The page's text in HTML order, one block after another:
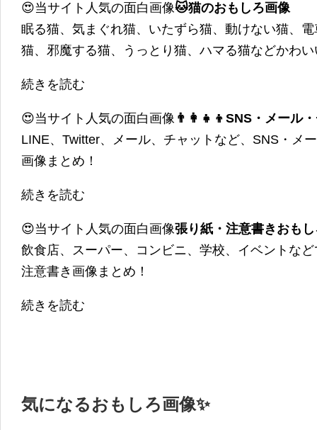
😍当サイト人気の面白画像🐱猫のおもしろ画像
眠る猫、気まぐれ猫、いたずら猫、動けない猫、
猫、邪魔する猫、うっとり猫、ハマる猫などかわ
続きを読む
😍当サイト人気の面白画像 👨‍👩‍👧‍👦SNS・メール
LINE、Twitter、メール、チャットなど、SNS・メ
画像まとめ！
続きを読む
😍当サイト人気の面白画像張り紙・注意書きおも
飲食店、スーパー、コンビニ、学校、イベントな
注意書き画像まとめ！
続きを読む
気になるおもしろ画像✨